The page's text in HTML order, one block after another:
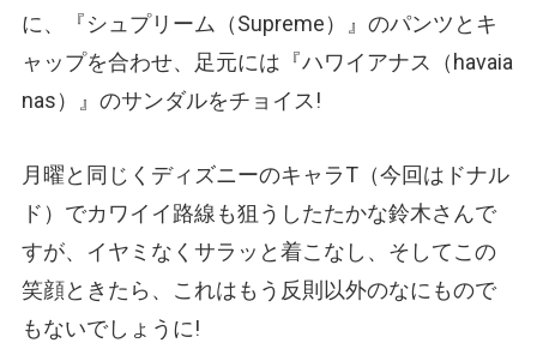
に、『シュプリーム （Supreme）
』のパンツとキ
ャップを合わせ、足元には『ハワイアナス
（havaia
nas）
』のサンダルをチョイス!
月曜と同じくディズニーのキャラT（今回はドナル
ド）でカワイイ路線も狙うしたたかな鈴木さんで
すが、イヤミなくサラッと着こなし、そしてこの
笑顔ときたら、これはもう反則以外のなにもので
もないでしょうに!